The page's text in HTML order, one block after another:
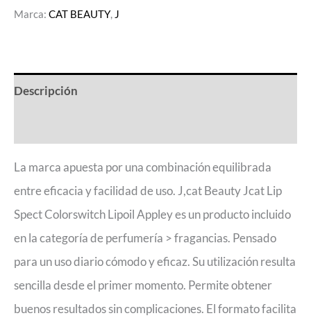
Marca: CAT BEAUTY, J
Descripción
La marca apuesta por una combinación equilibrada
entre eficacia y facilidad de uso. J,cat Beauty Jcat Lip
Spect Colorswitch Lipoil Appley es un producto incluido
en la categoría de perfumería > fragancias. Pensado
para un uso diario cómodo y eficaz. Su utilización resulta
sencilla desde el primer momento. Permite obtener
buenos resultados sin complicaciones. El formato facilita